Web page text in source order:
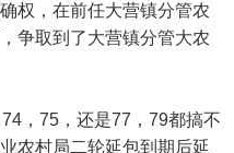
权，在前任大营镇分管农
争取到了大营镇分管大农
，75，还是77，79都搞不
农村局二轮延包到期后延